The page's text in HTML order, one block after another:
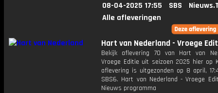
08-04-2025 17:55 SBS
Alle afleveringen
Hart van Nederland - Vroege
Bekijk aflevering 70 van Hart van
Vroege Editie uit seizoen 2025 hier op
aflevering is uitgezonden op 8 april,
SBS6. Hart van Nederland - Vroege
Nieuws programma